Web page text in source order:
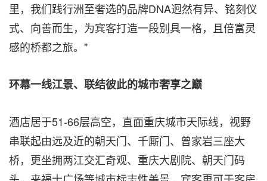
里，我们践行洲至奢选的品牌DNA迥然有异、铭刻仪
式、向善而生，为宾客打造一段别具一格，且倍富灵
感的桥都之旅。"
环幕一线江景、联结彼此的城市奢享之巅
酒店居于51-66层高空，直面重庆城市天际线，视野
串联起由远及近的朝天门、千厮门、曾家岩三座大
桥，更坐拥两江交汇奇观、重庆大剧院、朝天门码